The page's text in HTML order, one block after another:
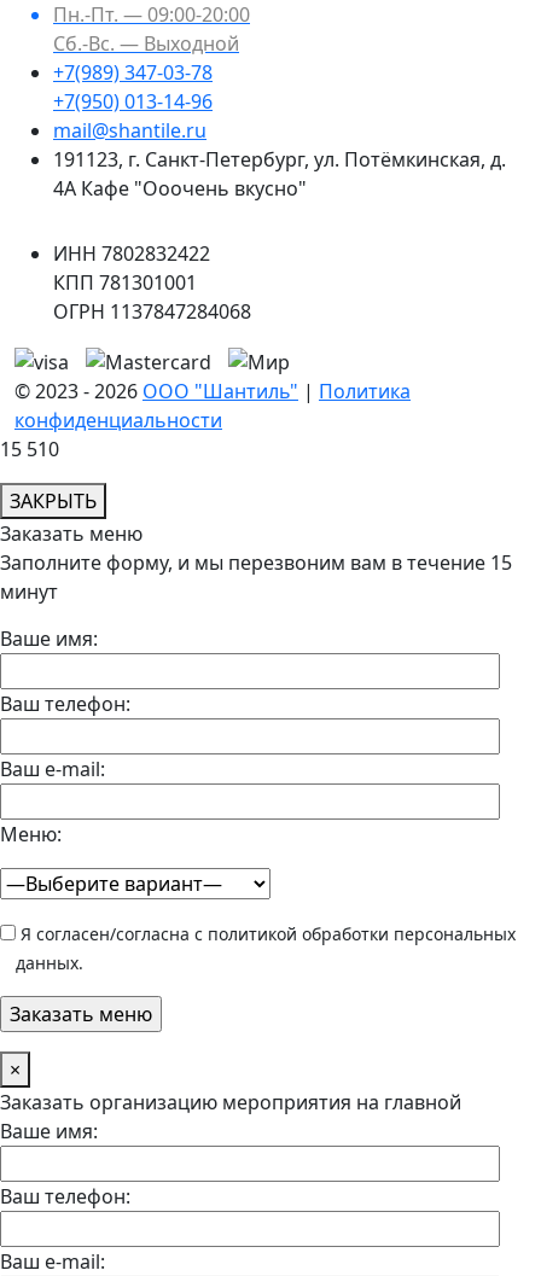
Пн.-Пт. — 09:00-20:00
Сб.-Вс. — Выходной
+7(989) 347-03-78
+7(950) 013-14-96
mail@shantile.ru
191123, г. Санкт-Петербург, ул. Потёмкинская, д.
4А Кафе "Ооочень вкусно"
ИНН 7802832422
КПП 781301001
ОГРН 1137847284068
© 2023 - 2026 ООО "Шантиль" | Политика
конфиденциальности
15 510
ЗАКРЫТЬ
Заказать меню
Заполните форму, и мы перезвоним вам в течение 15
минут
Ваше имя:
Ваш телефон:
Ваш e-mail:
Меню:
Я согласен/согласна с политикой обработки персональных
данных.
×
Заказать организацию мероприятия на главной
Ваше имя:
Ваш телефон:
Ваш e-mail: